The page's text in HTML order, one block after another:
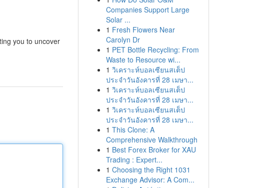
you to uncover
Companies Support Large
Solar ...
1 Fresh Flowers Near
Carolyn Dr
1 PET Bottle Recycling: From
Waste to Resource wi...
1 วิเคราะห์บอลเซียนสเต็ป
ประจำวันอังคารที่ 28 เมษา...
1 วิเคราะห์บอลเซียนสเต็ป
ประจำวันอังคารที่ 28 เมษา...
1 วิเคราะห์บอลเซียนสเต็ป
ประจำวันอังคารที่ 28 เมษา...
1 This Clone: A
Comprehensive Walkthrough
1 Best Forex Broker for XAU
Trading : Expert...
1 Choosing the Right 1031
Exchange Advisor: A Com...